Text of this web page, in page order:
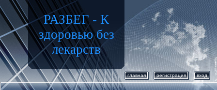
РАЗБЕГ - К
здоровью без
лекарств
главная регистрация вход